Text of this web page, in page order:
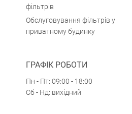
фільтрів
Обслуговування фільтрів у
приватному будинку
ГРАФІК РОБОТИ
Пн - Пт: 09:00 - 18:00
Сб - Нд: вихідний